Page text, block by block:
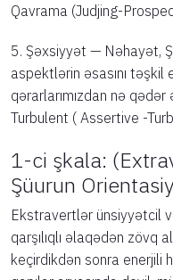
Qavrama (Judjing-
5. Şəxsiyyət — Nəhayət,
aspektlərin əsasını
qərarlarımızdan nə
Turbulent ( Assertive -
1-ci şkala:
Şüurun
Ekstravertlər ünsiyyətcil
qarşılıqlı əlaqədən zövq
keçirdikdən sonra enerjili